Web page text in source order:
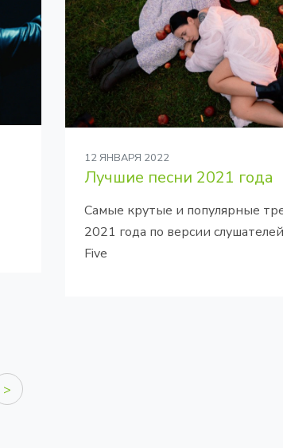
12 ЯНВАРЯ 2022
Лучшие песни 2021 года
Самые крутые и популярные
2021 года по версии
Five
>